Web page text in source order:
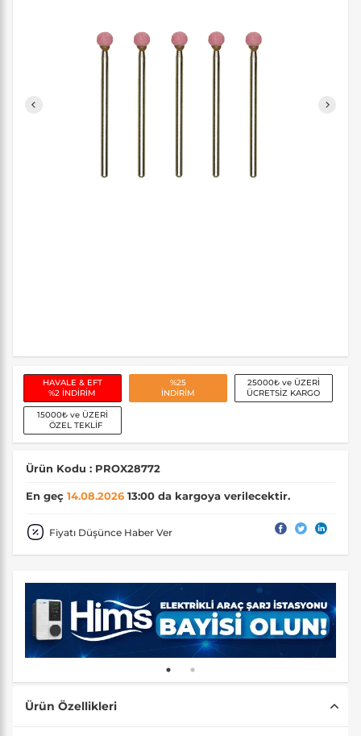
HAVALE & EFT
%2 İNDİRİM
%25
İNDİRİM
25000₺ ve ÜZERİ
ÜCRETSİZ KARGO
15000₺ ve ÜZERİ
ÖZEL TEKLİF
Ürün Kodu : PROX28772
En geç 14.08.2026 13:00 da kargoya verilecektir.
Fiyatı Düşünce Haber Ver
Ürün Özellikleri